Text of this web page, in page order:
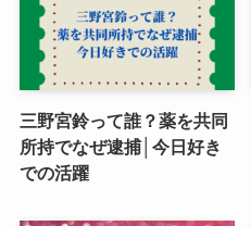
三野宮鈴って誰？薬を共同
所持でなぜ逮捕│今日好き
での活躍